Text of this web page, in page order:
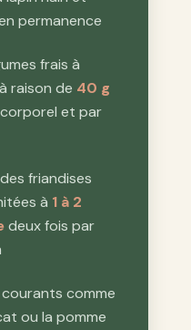
permanence
frais à
raison de 40 g
et par
friandises
à 1 à 2
deux fois par
comme
ou la pomme